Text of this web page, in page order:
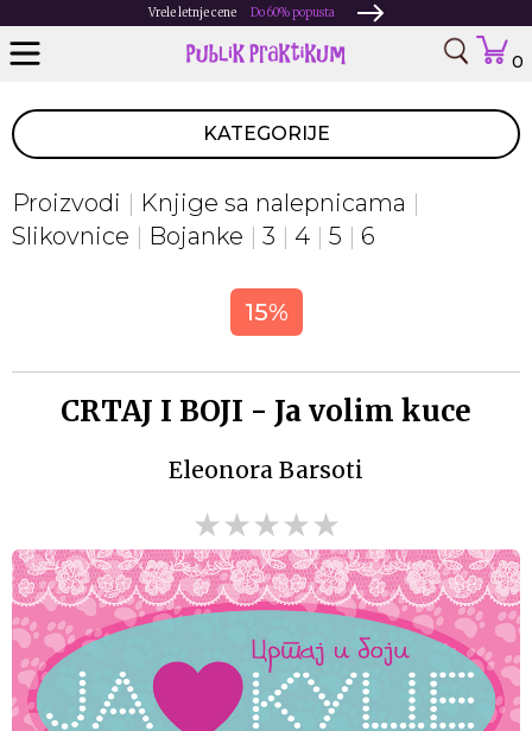
Vrele letnje cene Do 60% popusta
0
KATEGORIJE
Proizvodi
Knjige sa nalepnicama
Slikovnice
Bojanke 3 4 5 6
15%
CRTAJ I BOJI - Ja volim kuce
Eleonora Barsoti
★★★★★
★★★★★
★★★★★